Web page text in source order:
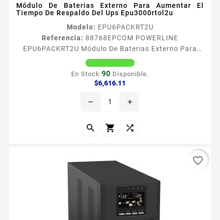
Módulo De Baterias Externo Para Aumentar El
Tiempo De Respaldo Del Ups Epu3000rtol2u
Modelo: EPU6PACKRT2U
Referencia: 88768EPCOM POWERLINE
EPU6PACKRT2U Módulo De Baterias Externo Para
Aumentar El Tiempo De Respaldo Del Ups
Epu3000rtol2u Los moacutedulos de bateriacuteas
externos de epcom Power Line ofrecen un respaldo
Caracteriacutesticas Incluye los soportes para
solamente dos unidades de espacio en rack Incuye
conector...
En Stock 90 Disponible.
$6,616.11
remove add
  
favorite_border